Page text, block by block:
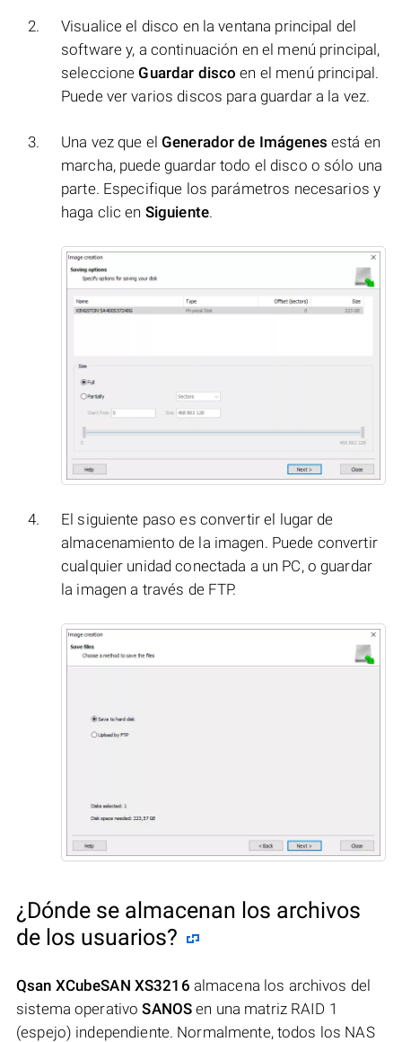
Visualice el disco en la ventana principal del
software y, a continuación en el menú principal,
seleccioneGuardar disco en el menú principal.
Puede ver varios discos para guardar a la vez.
Una vez que el Generador de Imágenes está en
marcha, puede guardar todo el disco o sólo una
parte. Especifique los parámetros necesarios y
haga clic en Siguiente.
El siguiente paso es convertir el lugar de
almacenamiento de la imagen. Puede convertir
cualquier unidad conectada a un PC, o guardar
la imagen a través de FTP.
¿Dónde se almacenan los archivos
de los usuarios?
Qsan XCubeSAN XS3216 almacena los archivos del
sistema operativoSANOS en una matriz RAID 1
(espejo) independiente. Normalmente, todos los NAS